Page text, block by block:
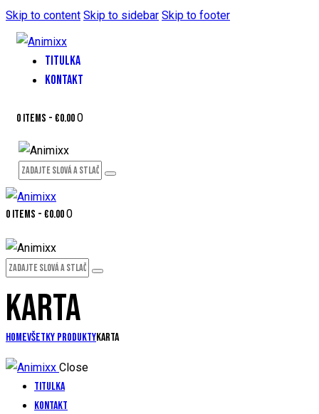
Skip to content Skip to sidebar Skip to footer
TITULKA
KONTAKT
0 items - €0.000
0 items - €0.000
KARTA
HomeVšetky produktyKarta
Close
Titulka
Kontakt